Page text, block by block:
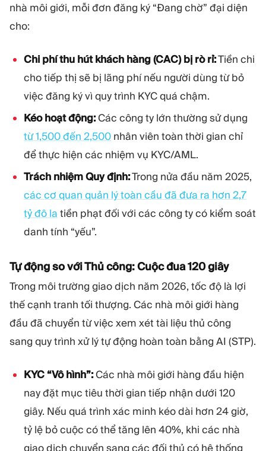
nhà môi giới, mỗi đơn đăng ký “Đang chờ” đại diện
cho:
Chi phí thu hút khách hàng (CAC) bị rò rỉ:Tiền chi
cho tiếp thị sẽ bị lãng phí nếu người dùng từ bỏ
việc đăng ký vì quy trình KYC quá chậm.
Kéo hoạt động:Các công ty lớn thường sử dụng
từ 1,500 đến 2,500 nhân viên toàn thời gian chỉ
để thực hiện các nhiệm vụ KYC/AML.
Trách nhiệm Quy định:Trong nửa đầu năm 2025,
các cơ quan quản lý toàn cầu đã đưa ra hơn 2,7
tỷ đô la tiền phạt đối với các công ty có kiểm soát
danh tính “yếu”.
Tự động so với Thủ công: Cuộc đua 120 giây
Trong môi trường giao dịch năm 2026, tốc độ là lợi
thế cạnh tranh tối thượng. Các nhà môi giới hàng
đầu đã chuyển từ việc xem xét tài liệu thủ công
sang quy trình xử lý tự động hoàn toàn bằng AI (STP).
KYC “Vô hình”:Các nhà môi giới hàng đầu hiện
nay đặt mục tiêu thời gian tiếp nhận dưới 120
giây. Nếu quá trình xác minh kéo dài hơn 24 giờ,
tỷ lệ bỏ cuộc có thể tăng lên 40%, khi các nhà
giao dịch chuyển sang các đối thủ có hệ thống